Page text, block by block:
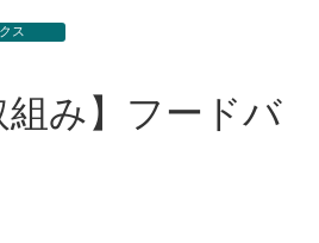
ス
組み】フードバ